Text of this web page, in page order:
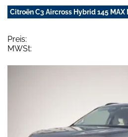
Citroën C3 Aircross Hybrid 145
Preis:
MWSt: